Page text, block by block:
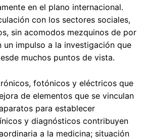
en el plano internacional.
con los sectores sociales,
sin acomodos mezquinos de por
un impulso a la investigación que
muchos puntos de vista.
fotónicos y eléctricos que
de elementos que se vinculan
para establecer
y diagnósticos contribuyen
a la medicina; situación